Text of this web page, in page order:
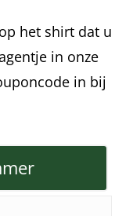
het shirt dat u
in onze
in bij